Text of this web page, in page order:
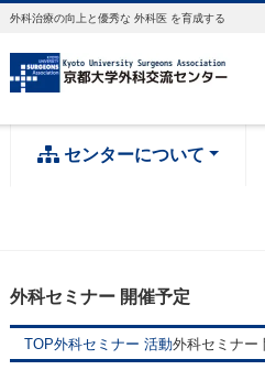
外科治療の向上と優秀な 外科医 を育成する
センターについて
外科セミナー 開催予定
TOP外科セミナー 活動外科セミナー